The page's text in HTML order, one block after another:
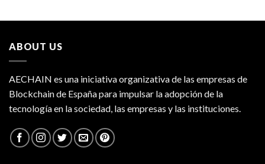
ABOUT US
AECHAIN es una iniciativa organizativa de las empresas de
Blockchain de España para impulsar la adopción de la
tecnología en la sociedad, las empresas y las instituciones.